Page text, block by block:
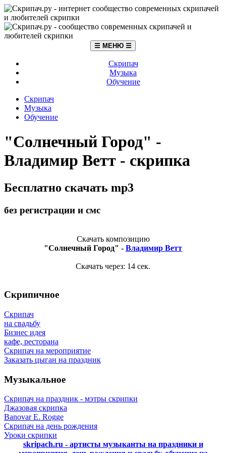
☰ МЕНЮ ☰
Скрипач
Музыка
Обучение
Скрипач
Музыка
Обучение
"Солнечный Город" -
Владимир Ветт - скрипка
Бесплатно скачать mp3
без регистрации и смс
Скачать композицию
"Солнечный Город" - Владимир Ветт
Скачать через: 14 сек.
Скрипичное
Скрипач
на свадьбу
Бизнес идея
кафе, ресторана
Скрипач на мероприятие
Заказать цыган на праздник
Музыкальное
Скрипач на праздник - мэтры скрипки
Джазовая скрипка
Banovar E. Rogge
Скрипач на день рождения
Уроки скрипки
skripach.ru - артисты музыканты на праздники и